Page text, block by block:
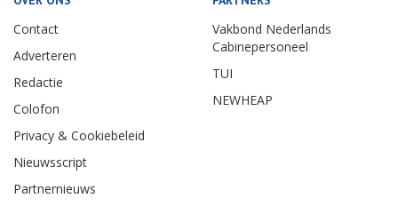
Contact
Adverteren
Redactie
Colofon
Privacy & Cookiebeleid
Nieuwsscript
Partnernieuws
Vakbond Nederlands
Cabinepersoneel
TUI
NEWHEAP